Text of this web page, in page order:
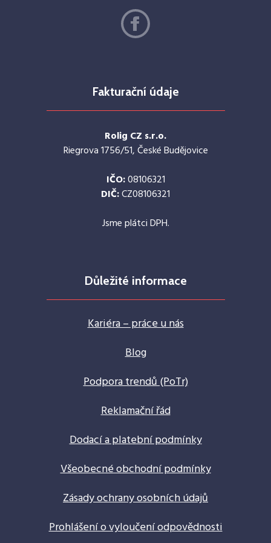
Fakturační údaje
Rolig CZ s.r.o.
Riegrova 1756/51, České Budějovice
IČO:08106321
DIČ:CZ08106321
Jsme plátci DPH.
Důležité informace
Kariéra – práce u nás
Blog
Podpora trendů (PoTr)
Reklamační řád
Dodací a platební podmínky
Všeobecné obchodní podmínky
Zásady ochrany osobních údajů
Prohlášení o vyloučení odpovědnosti